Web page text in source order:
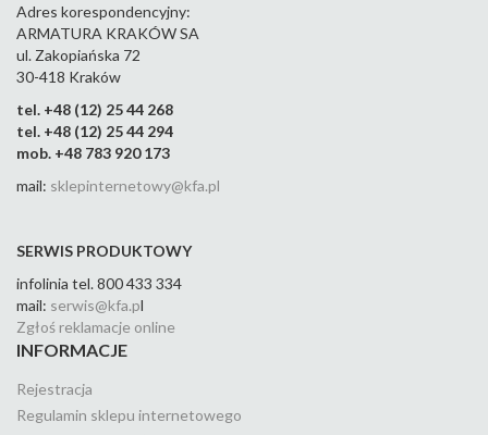
Adres korespondencyjny:
ARMATURA KRAKÓW SA
ul. Zakopiańska 72
30-418 Kraków
tel. +48 (12) 25 44 268
tel. +48 (12) 25 44 294
mob. +48 783 920 173
mail: sklepinternetowy@kfa.pl
SERWIS PRODUKTOWY
infolinia tel. 800 433 334
mail: serwis@kfa.pl
Zgłoś reklamacje online
INFORMACJE
Rejestracja
Regulamin sklepu internetowego